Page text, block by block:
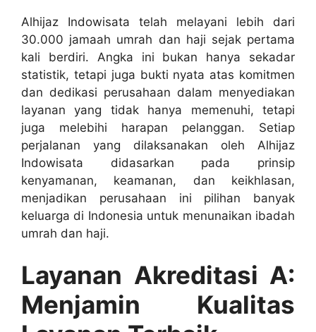
Alhijaz Indowisata telah melayani lebih dari
30.000 jamaah umrah dan haji sejak pertama
kali berdiri. Angka ini bukan hanya sekadar
statistik, tetapi juga bukti nyata atas komitmen
dan dedikasi perusahaan dalam menyediakan
layanan yang tidak hanya memenuhi, tetapi
juga melebihi harapan pelanggan. Setiap
perjalanan yang dilaksanakan oleh Alhijaz
Indowisata didasarkan pada prinsip
kenyamanan, keamanan, dan keikhlasan,
menjadikan perusahaan ini pilihan banyak
keluarga di Indonesia untuk menunaikan ibadah
umrah dan haji.
Layanan Akreditasi A:
Menjamin Kualitas